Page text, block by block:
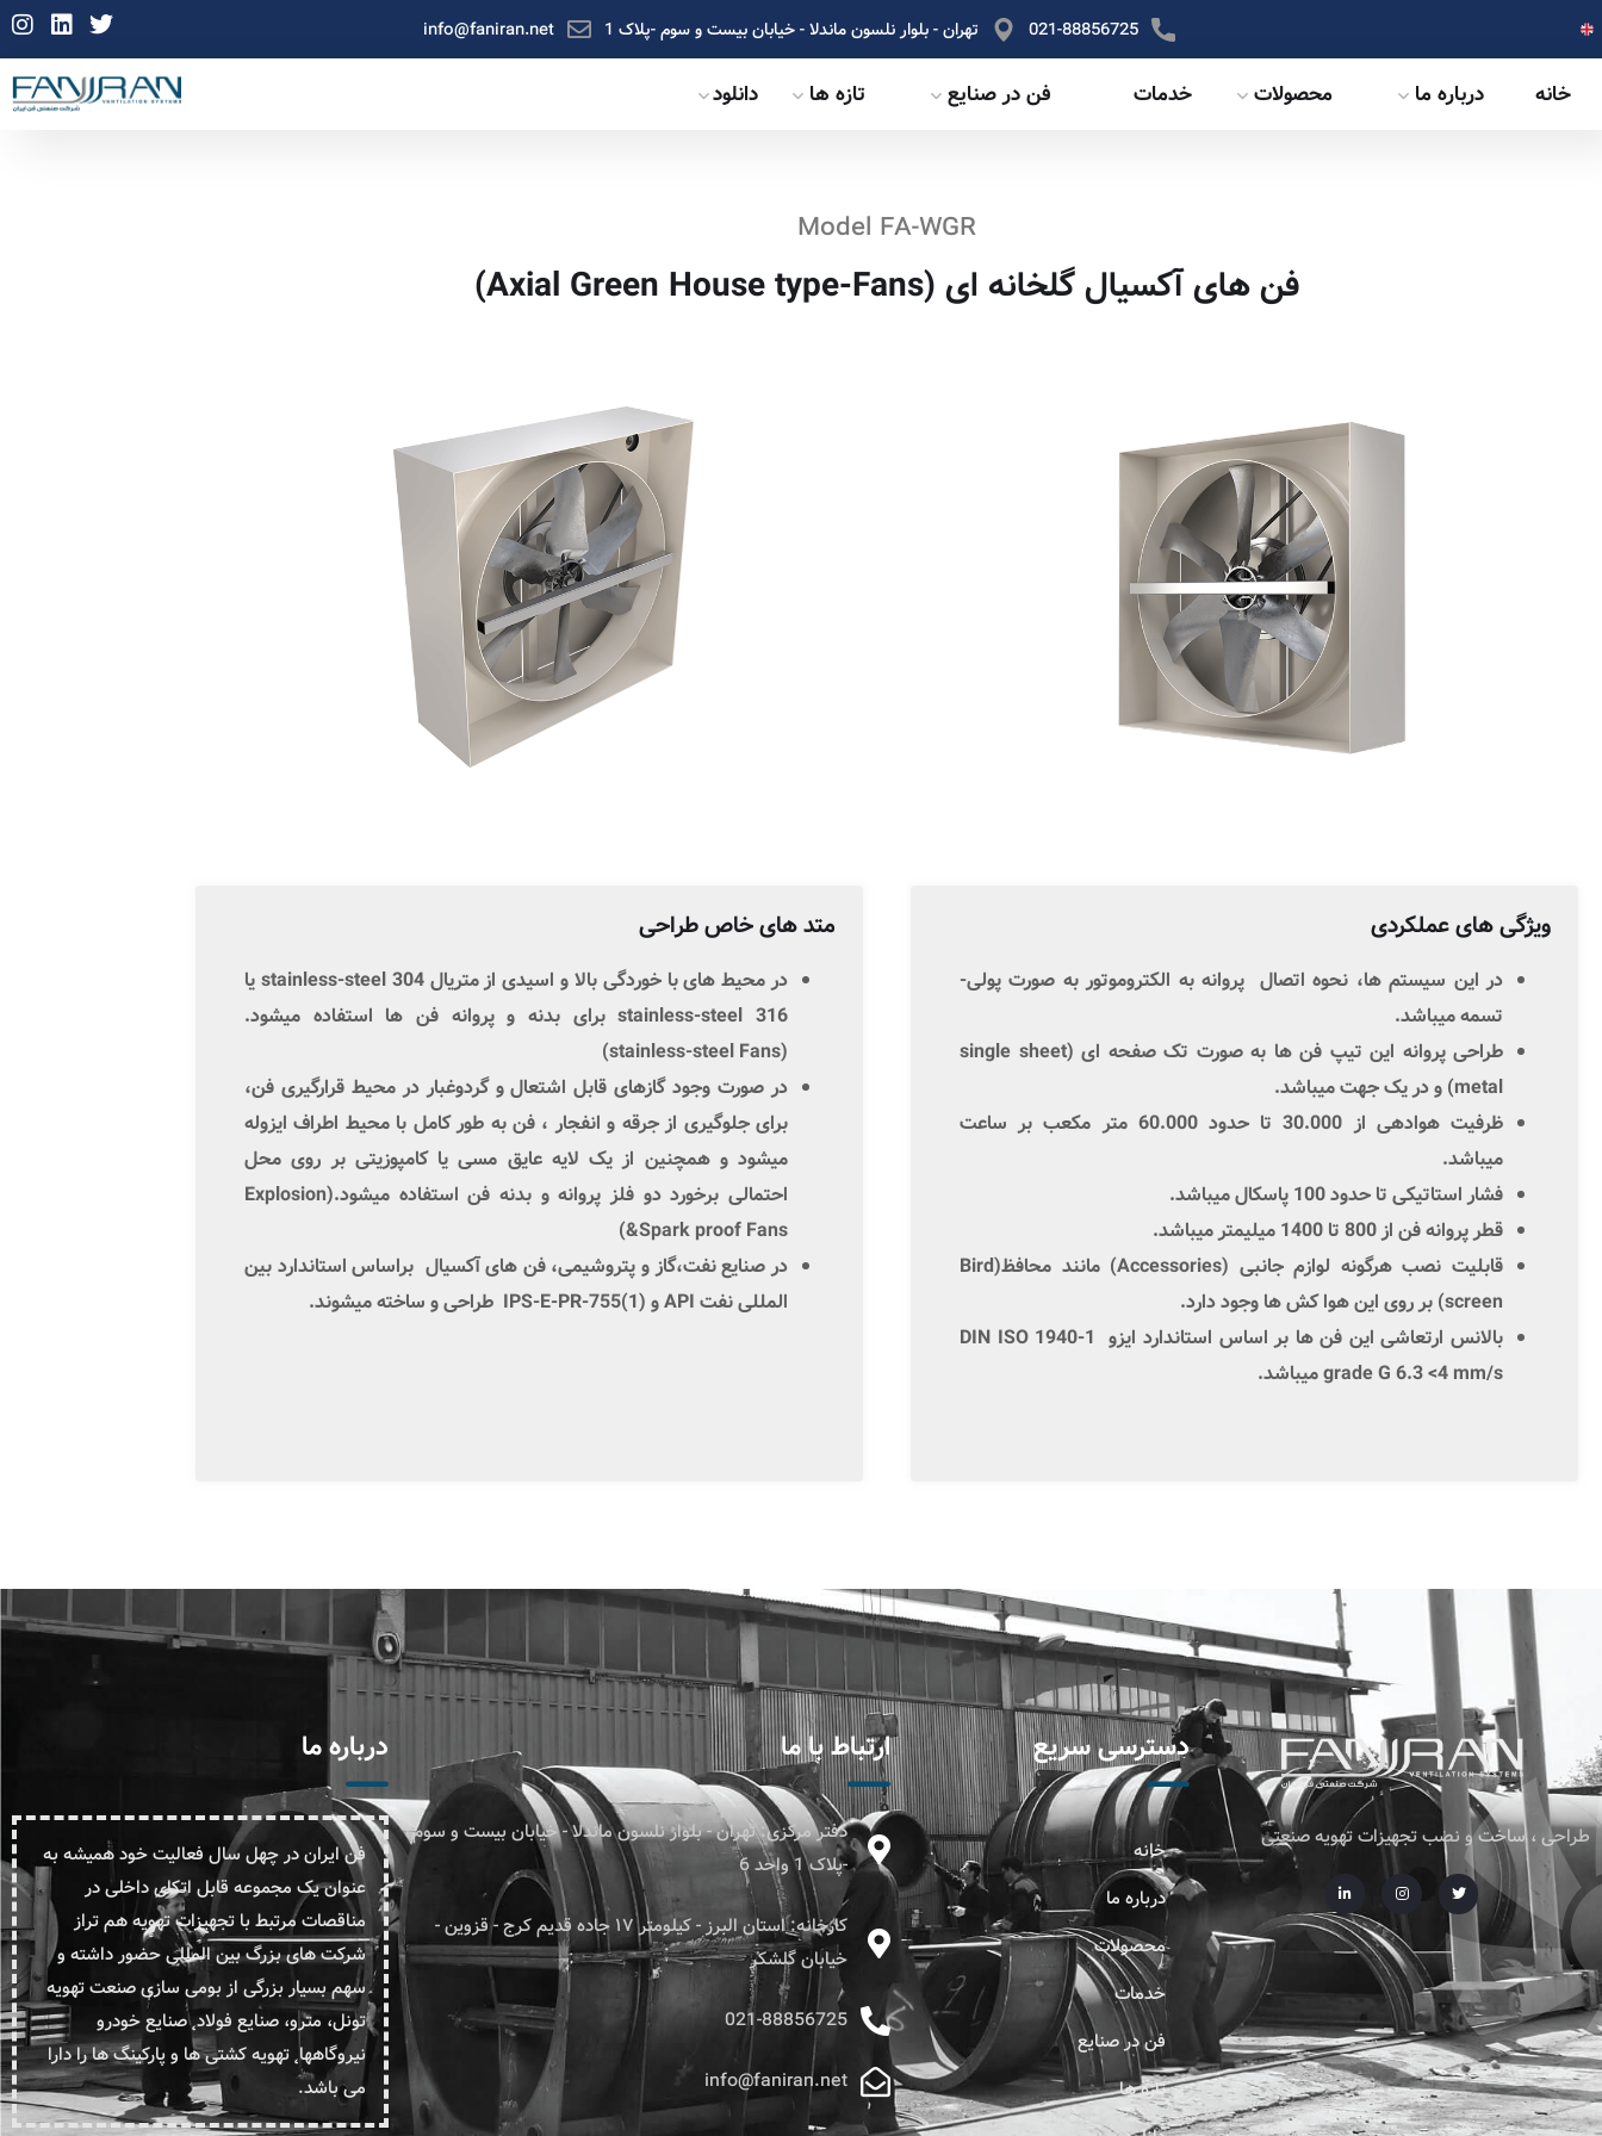
info@faniran.net تهران - بلوار نلسون ماندلا - خیابان بیست و سوم -پلاک 1 021-88856725
خانه درباره ما محصولات خدمات فن در صنایع تازه ها دانلود
Model FA-WGR
فن های آکسیال گلخانه ای (Axial Green House type-Fans)
ویژگی های عملکردی
در این سیستم ها، نحوه اتصال پروانه به الکتروموتوربه صورت پولی-
تسمه میباشد.
طراحی پروانه این تیپ فن ها به صورت تک صفحه ای (single sheet
metal) و در یک جهت میباشد.
ظرفیتهوادهی از 30.000تا حدود60.000 متر مکعببر ساعت
میباشد.
فشاراستاتیکی تا حدود100 پاسکالمیباشد.
قطر پروانه فن از800 تا 1400 میلیمتر میباشد.
قابلیت نصب هرگونه لوازم جانبی (Accessories) مانند محافظ(Bird
screen) بر روی این هوا کش ها وجود دارد.
بالانس ارتعاشیاین فن ها بر اساس استاندارد ایزو DIN ISO 1940-1
grade G 6.3 <4 mm/sمیباشد.
متد های خاص طراحی
در محیط های با خوردگی بالا و اسیدی ازمتریال stainless-steel 304 یا
stainless-steel 316برای بدنه و پروانه فن ها استفاده میشود.
(
stainless-steel Fans
)
در صورت وجود گازهای قابل اشتعال و گردوغبار در محیط قرارگیری فن،
برای جلوگیری از جرقه و انفجار ، فن به طور کامل با محیط اطراف ایزوله
میشود و همچنین از یک لایه عایق مسی یا کامپوزیتی بر روی محل
احتمالی برخورد دو فلز پروانه و بدنه فن استفاده میشود.(Explosion
&Spark proof Fans
)
در صنایعنفت،گازو پتروشیمی، فن هایآکسیال براساس استاندارد بین
المللینفت APIو طراحی و ساخته میشوند.
طراحی ، ساخت و نصب تجهیزات تهویه صنعتی
دسترسی سریع
خانه
درباره ما
محصولات
خدمات
فن در صنایع
تازه ها
ارتباط با ما
دفتر مرکزی: تهران - بلوار نلسون ماندلا - خیابان بیست و سوم
-پلاک 1 واحد 6
کارخانه: استان البرز - کیلومتر ۱۷ جاده قدیم کرج - قزوین -
خیابان گلشکر
021-88856725
info@faniran.net
درباره ما
فن ایران در چهل سال فعالیت خود همیشه به
عنوان یک مجموعه قابل اتکای داخلی در
مناقصات مرتبط با تجهیزات تهویه هم تراز
شرکت های بزرگ بین المللی حضور داشته و
سهم بسیار بزرگی از بومی سازی صنعت تهویه
تونل، مترو، صنایع فولاد˛ صنایع خودرو
نیروگاهها˛ تهویه کشتی ها و پارکینگ ها را دارا
می باشد.